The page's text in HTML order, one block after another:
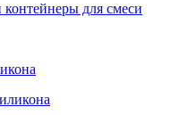
для смеси